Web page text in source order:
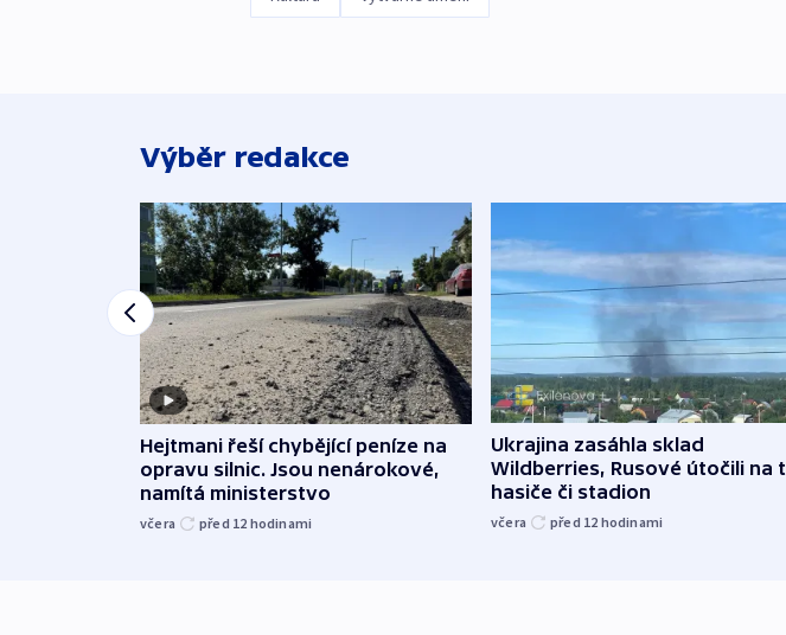
Výběr redakce
Hejtmani řeší chybějící peníze na
opravu silnic. Jsou nenárokové,
namítá ministerstvo
včera před 12 hodinami
Ukrajina zasáhla sklad
Wildberries, Rusové útočili na
hasiče či stadion
včera před 12 hodinami